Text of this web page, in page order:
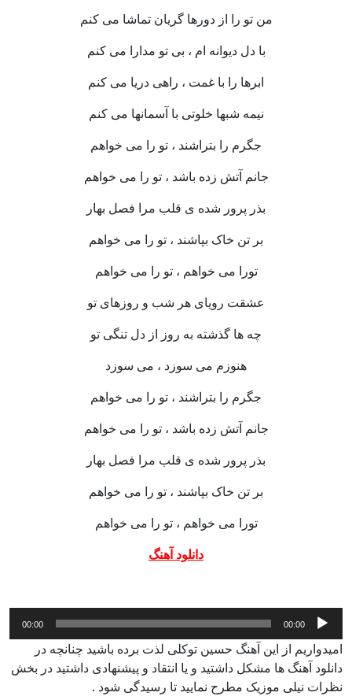
من تو را از دورها گریان تماشا می کنم
با دل دیوانه ام ، بی تو مدارا می کنم
ابرها را با غمت ، راهی دریا می کنم
نیمه شبها خلوتی با آسمانها می کنم
جگرم را بتراشند ، تو را می خواهم
جانم آتش زده باشد ، تو را می خواهم
بذر پرور شده ی قلب مرا فصل بهار
بر تن خاک بپاشند ، تو را می خواهم
تورا می خواهم ، تو را می خواهم
عشقت رویای هر شب و روزهای تو
چه ها گذشته به روز از دل تنگی تو
هنوزم می سوزد ، می سوزد
جگرم را بتراشند ، تو را می خواهم
جانم آتش زده باشد ، تو را می خواهم
بذر پرور شده ی قلب مرا فصل بهار
بر تن خاک بپاشند ، تو را می خواهم
تورا می خواهم ، تو را می خواهم
دانلود آهنگ
پخش‌کننده
صوت
00:00
00:00
امیدواریم از این آهنگ حسین توکلی لذت برده باشید چنانچه در
دانلود آهنگ ها مشکل داشتید و یا انتقاد و پیشنهادی داشتید در بخش
نظرات نیلی موزیک مطرح نمایید تا رسیدگی شود .